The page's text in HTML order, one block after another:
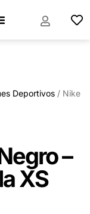
Deportivos / Nike
–
XS